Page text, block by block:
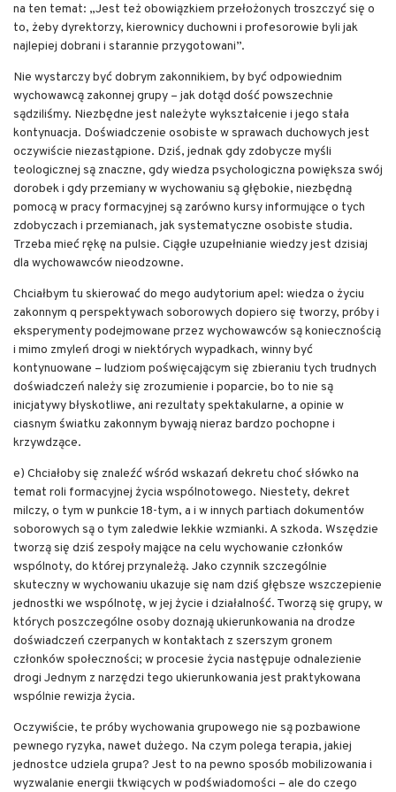
na ten temat: „Jest też obowiązkiem przełożonych troszczyć się o
to, żeby dyrektorzy, kierownicy duchowni i profesorowie byli jak
najlepiej dobrani i starannie przygotowani”.
Nie wystarczy być dobrym zakonnikiem, by być odpowiednim
wychowawcą zakonnej grupy – jak dotąd dość powszechnie
sądziliśmy. Niezbędne jest należyte wykształcenie i jego stała
kontynuacja. Doświadczenie osobiste w sprawach duchowych jest
oczywiście niezastąpione. Dziś, jednak gdy zdobycze myśli
teologicznej są znaczne, gdy wiedza psychologiczna powiększa swój
dorobek i gdy przemiany w wychowaniu są głębokie, niezbędną
pomocą w pracy formacyjnej są zarówno kursy informujące o tych
zdobyczach i przemianach, jak systematyczne osobiste studia.
Trzeba mieć rękę na pulsie. Ciągłe uzupełnianie wiedzy jest dzisiaj
dla wychowawców nieodzowne.
Chciałbym tu skierować do mego audytorium apel: wiedza o życiu
zakonnym q perspektywach soborowych dopiero się tworzy, próby i
eksperymenty podejmowane przez wychowawców są koniecznością
i mimo zmyleń drogi w niektórych wypadkach, winny być
kontynuowane – ludziom poświęcającym się zbieraniu tych trudnych
doświadczeń należy się zrozumienie i poparcie, bo to nie są
inicjatywy błyskotliwe, ani rezultaty spektakularne, a opinie w
ciasnym światku zakonnym bywają nieraz bardzo pochopne i
krzywdzące.
e) Chciałoby się znaleźć wśród wskazań dekretu choć słówko na
temat roli formacyjnej życia wspólnotowego. Niestety, dekret
milczy, o tym w punkcie 18-tym, a i w innych partiach dokumentów
soborowych są o tym zaledwie lekkie wzmianki. A szkoda. Wszędzie
tworzą się dziś zespoły mające na celu wychowanie członków
wspólnoty, do której przynależą. Jako czynnik szczególnie
skuteczny w wychowaniu ukazuje się nam dziś głębsze wszczepienie
jednostki we wspólnotę, w jej życie i działalność. Tworzą się grupy, w
których poszczególne osoby doznają ukierunkowania na drodze
doświadczeń czerpanych w kontaktach z szerszym gronem
członków społeczności; w procesie życia następuje odnalezienie
drogi Jednym z narzędzi tego ukierunkowania jest praktykowana
wspólnie rewizja życia.
Oczywiście, te próby wychowania grupowego nie są pozbawione
pewnego ryzyka, nawet dużego. Na czym polega terapia, jakiej
jednostce udziela grupa? Jest to na pewno sposób mobilizowania i
wyzwalanie energii tkwiących w podświadomości – ale do czego